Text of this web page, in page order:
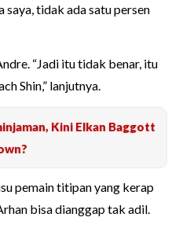
saya, tidak ada satu persen
“Jadi itu tidak benar, itu
Shin,” lanjutnya.
Kini Elkan Baggott
pemain titipan yang kerap
bisa dianggap tak adil.